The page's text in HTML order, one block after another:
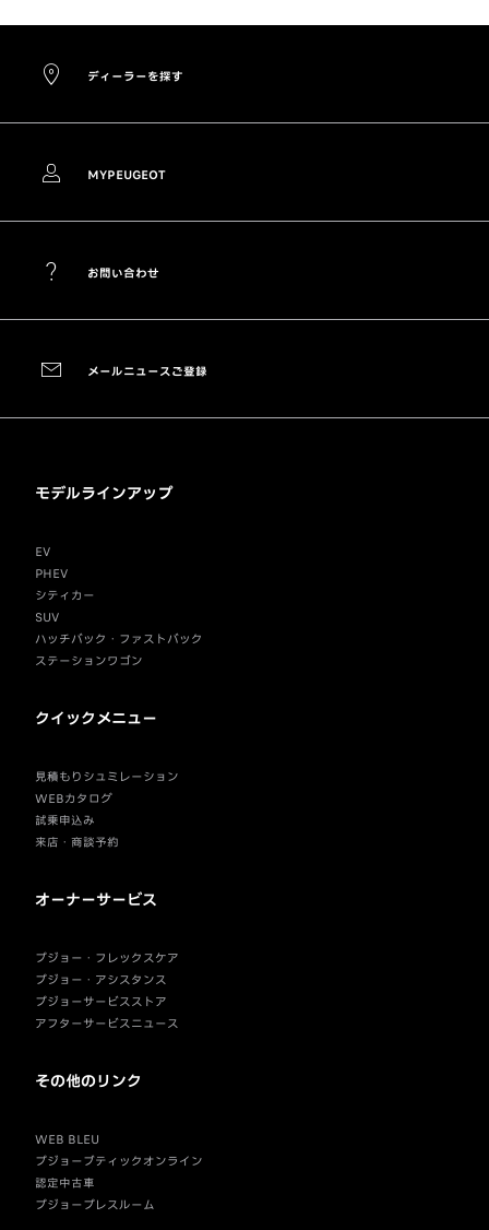
ディーラーを探す
MYPEUGEOT
お問い合わせ
メールニュースご登録
モデルラインアップ
EV
PHEV
シティカー
SUV
ハッチバック・ファストバック
ステーションワゴン
クイックメニュー
見積もりシュミレーション
WEBカタログ
試乗申込み
来店・商談予約
オーナーサービス
プジョー・フレックスケア
プジョー・アシスタンス
プジョーサービスストア
アフターサービスニュース
その他のリンク
WEB BLEU
プジョーブティックオンライン
認定中古車
プジョープレスルーム